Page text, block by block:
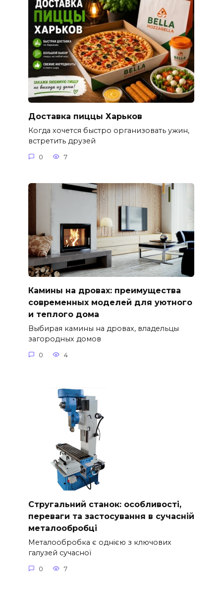
Доставка пиццы Харьков
Когда хочется быстро организовать ужин,
встретить друзей
0 7
Камины на дровах: преимущества
современных моделей для уютного
и теплого дома
Выбирая камины на дровах, владельцы
загородных домов
0 4
Стругальний станок: особливості,
переваги та застосування в сучасній
металообробці
Металообробка є однією з ключових
галузей сучасної
0 7